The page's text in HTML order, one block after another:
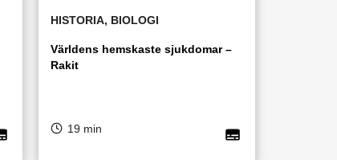
HISTORIA, BIOLOGI
Världens hemskaste sjukdomar –
Rakit
19 min